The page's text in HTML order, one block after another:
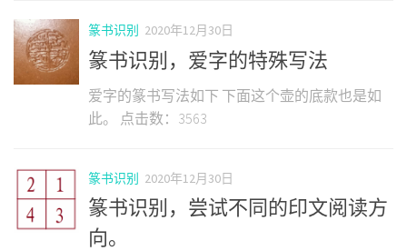
篆书识别 2020年12月30日
篆书识别，爱字的特殊写法
爱字的篆书写法如下 下面这个壶的底款也是如
此。 点击数：3563
篆书识别 2020年12月30日
篆书识别，尝试不同的印文阅读方
向。